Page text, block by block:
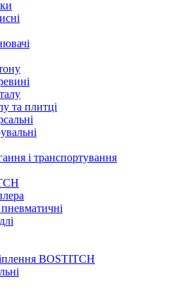
та плитці
і транспортування
BOSTITCH